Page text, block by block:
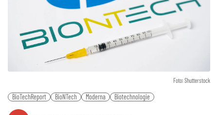
Foto: Shutterstock
BioTechReport BioNTech Moderna Biotechnologie